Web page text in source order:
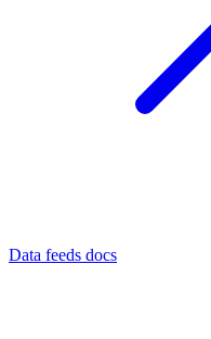
Data feeds docs